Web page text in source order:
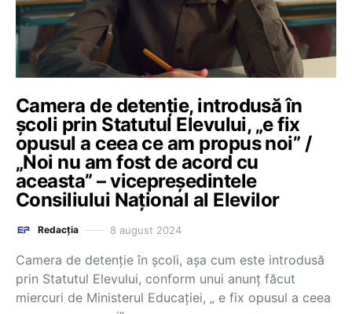
Camera de detenție, introdusă în
școli prin Statutul Elevului, „e fix
opusul a ceea ce am propus noi” /
„Noi nu am fost de acord cu
aceasta” – vicepreședintele
Consiliului Național al Elevilor
Redacția 8 august 2024
Camera de detenție în școli, așa cum este introdusă
prin Statutul Elevului, conform unui anunț făcut
miercuri de Ministerul Educației, „ e fix opusul a ceea